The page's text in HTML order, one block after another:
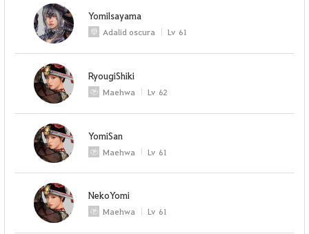
Yomilsayama
Adalid oscura Lv 61
RyougiShiki
Maehwa Lv 62
YomiSan
Maehwa Lv 61
NekoYomi
Maehwa Lv 61